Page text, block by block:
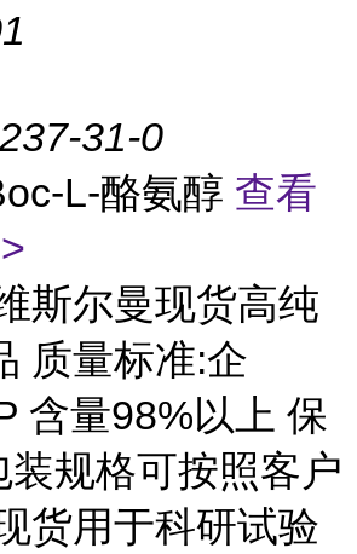
31-0
L-酪氨醇 查看
斯尔曼现货高纯
质量标准:企
含量98%以上 保
装规格可按照客户
货用于科研试验